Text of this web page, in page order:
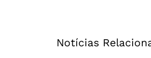
Notícias